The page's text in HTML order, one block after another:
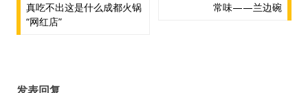
真吃不出这是什么成都火锅
“网红店”
常味——兰边碗